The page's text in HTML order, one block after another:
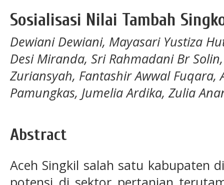
Sosialisasi Nilai Tambah
Dewiani Dewiani, Mayasari Yustiza
Desi Miranda, Sri Rahmadani Br
Zuriansyah, Fantashir Awwal Fuqara,
Pamungkas, Jumelia Ardika, Zulia
Abstract
Aceh Singkil salah satu kabupaten